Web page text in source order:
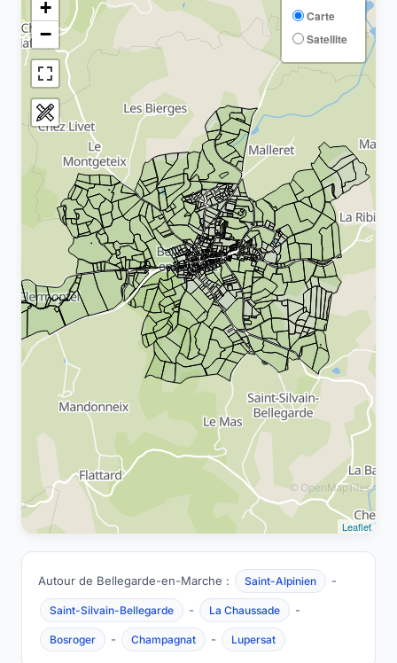
+
−
Carte
Satellite
Leaflet
Autour de Bellegarde-en-Marche : Saint-Alpinien -
Saint-Silvain-Bellegarde - La Chaussade -
Bosroger - Champagnat - Lupersat